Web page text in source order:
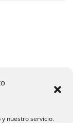
nuestro servicio.